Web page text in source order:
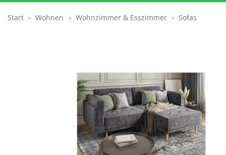
Start » Wohnen » Wohnzimmer & Esszimmer » Sofas